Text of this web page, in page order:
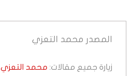
المصدر محمد التعزي
زيارة جميع مقالات: محمد التعزي